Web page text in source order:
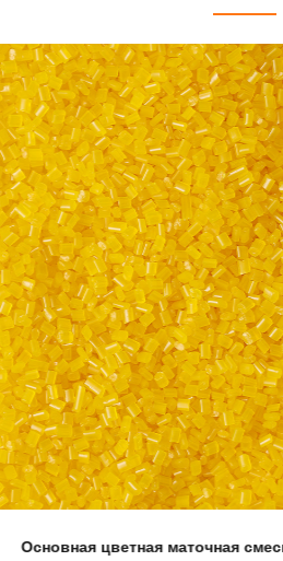
Цветная маточная